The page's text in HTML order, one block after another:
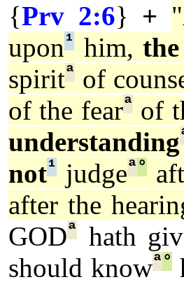
{Prv 2:6} +
upon¹ him,
spiritª of
of the fearª of
understanding
not¹ judgeª°
after the
GODª hath
should knowª°